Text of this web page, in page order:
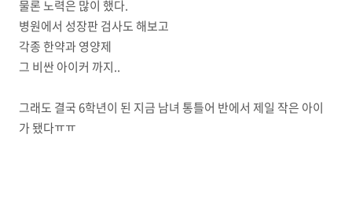
물론 노력은 많이 했다.
병원에서 성장판 검사도 해보고
각종 한약과 영양제
그 비싼 아이커 까지..
그래도 결국 6학년이 된 지금 남녀 통틀어 반에서 제일 작은 아이
가 됐다ㅠㅠ